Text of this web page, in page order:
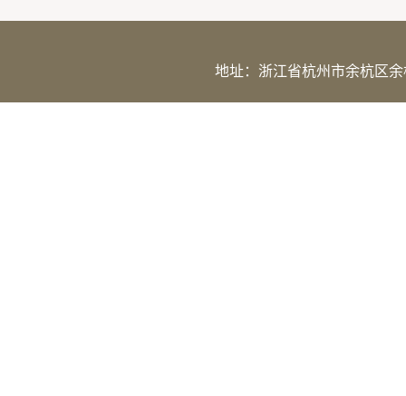
地址：浙江省杭州市余杭区